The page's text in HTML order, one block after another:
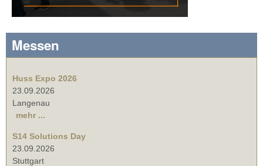
Messen
Huss Expo 2026
23.09.2026
Langenau
mehr ...
S14 Solutions Day
23.09.2026
Stuttgart